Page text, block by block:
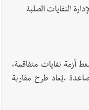
النفايات الصلبة
نفايات متفاقمة،
،يُعاد طرح مقاربة